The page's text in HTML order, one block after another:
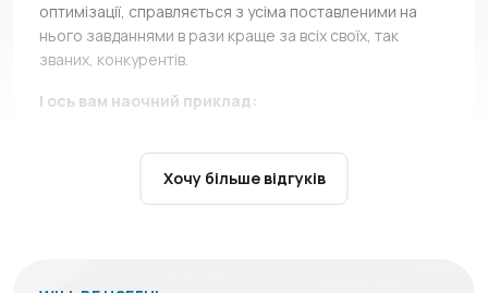
Хочу більше відгуків
оптимізації, справляється з усіма поставленими на
нього завданнями в рази краще за всіх своїх, так
званих, конкурентів.
І ось вам наочний приклад:
It’s not only about high load during the queue,